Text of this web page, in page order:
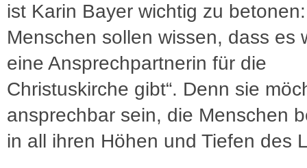
ist Karin Bayer wichtig zu betonen:
Menschen sollen wissen, dass es
eine Ansprechpartnerin für die
Christuskirche gibt“. Denn sie
ansprechbar sein, die Menschen
in all ihren Höhen und Tiefen des